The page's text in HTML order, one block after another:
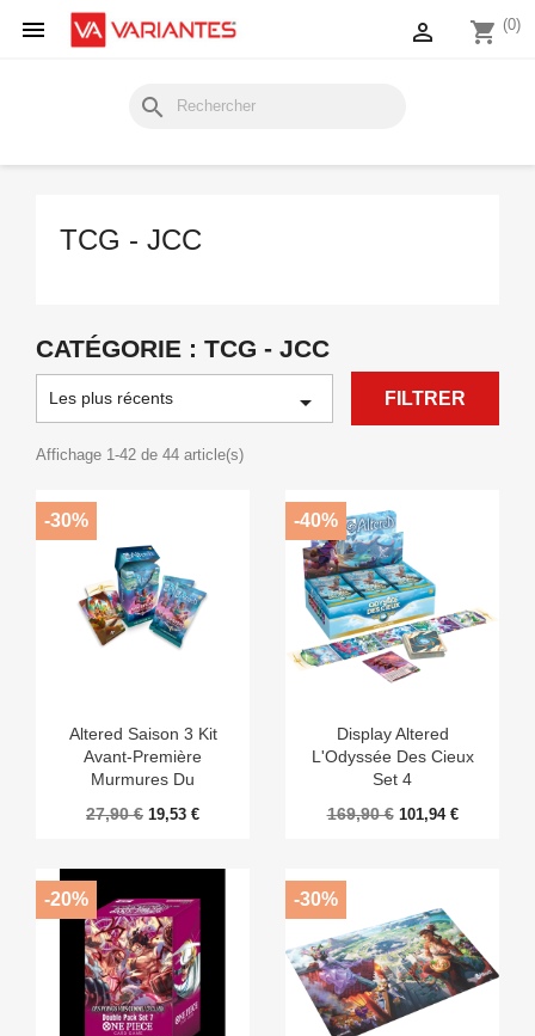
 shopping_cart (0)

search
TCG - JCC
CATÉGORIE : TCG - JCC
Les plus récents  FILTRER
Affichage 1-42 de 44 article(s)
Altered Saison 3 Kit
Avant-Première
Murmures Du
27,90 € 19,53 €
-30%
Display Altered
L'Odyssée Des Cieux
Set 4
169,90 € 101,94 €
-40%
-20% -30%